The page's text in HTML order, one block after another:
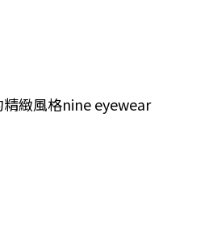
緻風格nine eyewear